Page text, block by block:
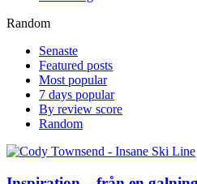
Random
Senaste
Featured posts
Most popular
7 days popular
By review score
Random